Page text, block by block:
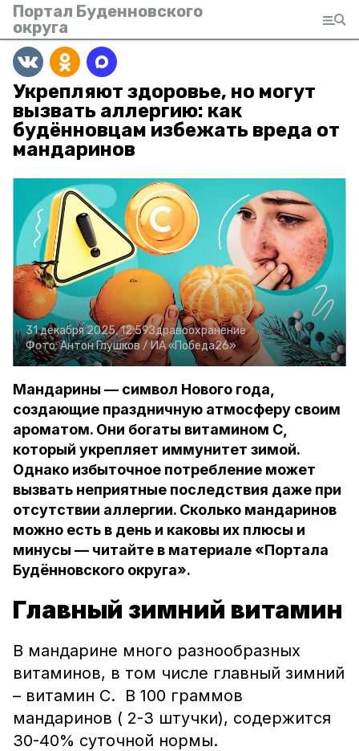
Портал Буденновского
округа
Укрепляют здоровье, но могут
вызвать аллергию: как
будённовцам избежать вреда от
мандаринов
31 декабря 2025, 12:59Здравоохранение
Фото:Антон Глушков / ИА «Победа26»
Мандарины — символ Нового года,
создающие праздничную атмосферу своим
ароматом. Они богаты витамином С,
который укрепляет иммунитет зимой.
Однако избыточное потребление может
вызвать неприятные последствия даже при
отсутствии аллергии. Сколько мандаринов
можно есть в день и каковы их плюсы и
минусы — читайте в материале «Портала
Будённовского округа».
Главный зимний витамин
В мандарине много разнообразных
витаминов, в том числе главный зимний
– витамин С. В 100 граммов
мандаринов ( 2-3 штучки), содержится
30-40% суточной нормы.